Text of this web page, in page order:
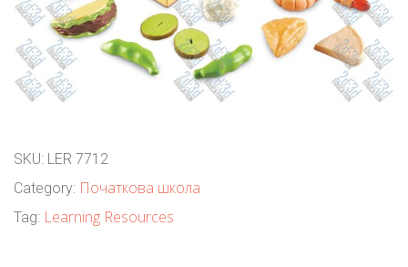
SKU: LER 7712
Category: Початкова школа
Tag: Learning Resources